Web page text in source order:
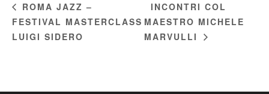
ROMA JAZZ –
FESTIVAL MASTERCLASS
LUIGI SIDERO
INCONTRI COL
MAESTRO MICHELE
MARVULLI